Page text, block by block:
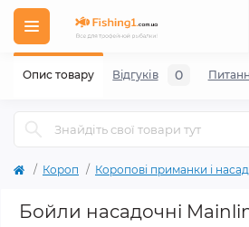
Короп Коропові приманки і
Бойли насадочні
Опис товару Відгуків 0